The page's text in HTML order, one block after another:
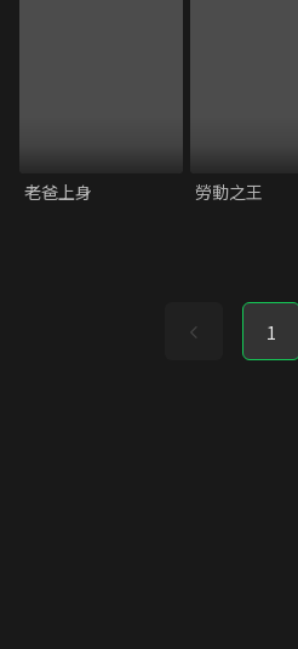
老爸上身 勞動之王
1